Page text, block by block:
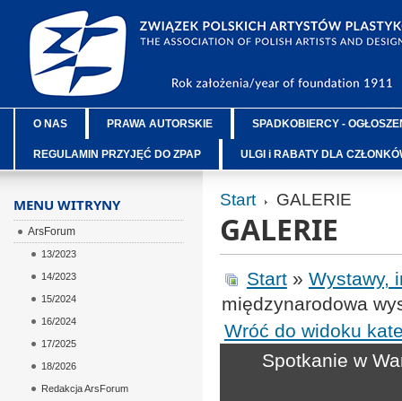
O NAS PRAWA AUTORSKIE SPADKOBIERCY -
REGULAMIN PRZYJĘĆ DO ZPAP ULGI i RABATY DLA
Start GALERIE
GALERIE
Start» Wystawy,
międzynarodowa
Wróć do widoku
Spotkanie w
MENU WITRYNY
ArsForum
13/2023
14/2023
15/2024
16/2024
17/2025
18/2026
Redakcja ArsForum